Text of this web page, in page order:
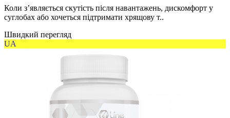
Коли з’являється скутість після навантажень, дискомфорт у
суглобах або хочеться підтримати хрящову т..
Швидкий перегляд
UA